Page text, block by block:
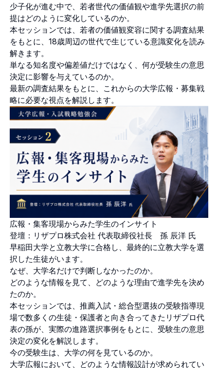
少子化が進む中で、若者世代の価値観や進学先選択の前
提はどのように変化しているのか。
本セッションでは、若者の価値観変容に関する調査結果
をもとに、18歳周辺の世代で生じている意識変化を読み
解きます。
単なる知名度や偏差値だけではなく、何が受験生の意思
決定に影響を与えているのか。
最新の調査結果をもとに、これからの大学広報・募集戦
略に必要な視点を解説します。
広報・集客現場からみた学生のインサイト
登壇：リザプロ株式会社 代表取締役社長 孫 辰洋 氏
早稲田大学と立教大学に合格し、最終的に立教大学を選
択した生徒がいます。
なぜ、大学名だけで判断しなかったのか。
どのような情報を見て、どのような理由で進学先を決め
たのか。
本セッションでは、推薦入試・総合型選抜の受験指導現
場で数多くの生徒・保護者と向き合ってきたリザプロ代
表の孫が、実際の進路選択事例をもとに、受験生の意思
決定の変化を解説します。
今の受験生は、大学の何を見ているのか。
大学広報において、どのような情報設計が求められてい